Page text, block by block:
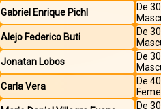
Gabriel Enrique Pichl
De
Alejo Federico Buti
De
Jonatan Lobos
De
Carla Vera
De
De